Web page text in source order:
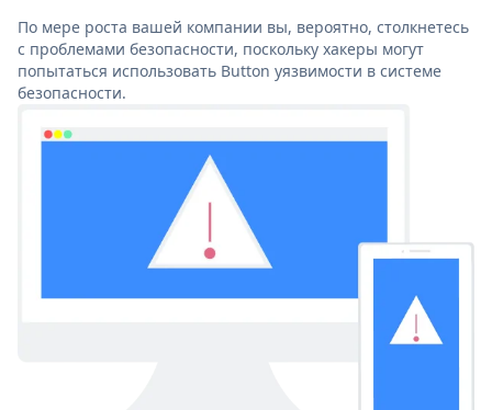
По мере роста вашей компании вы, вероятно, столкнетесь
с проблемами безопасности, поскольку хакеры могут
попытаться использовать Button уязвимости в системе
безопасности.